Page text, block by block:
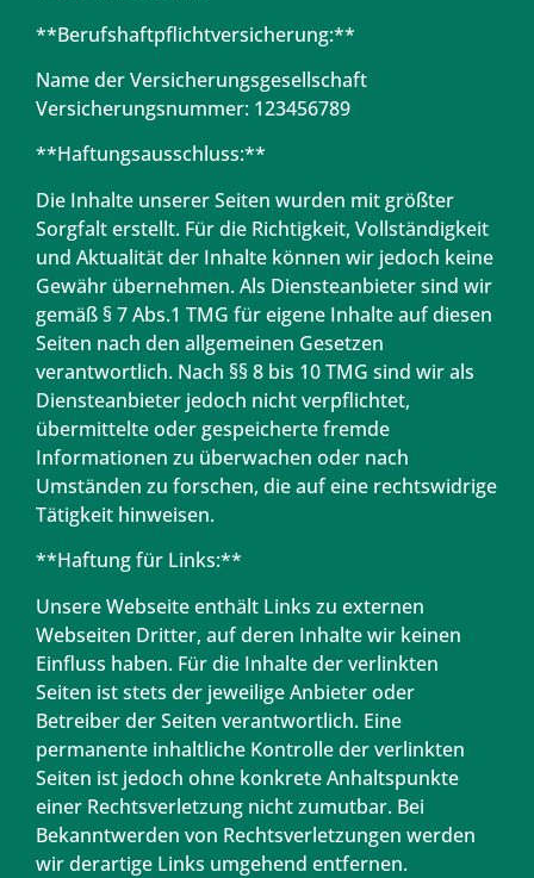
**Berufshaftpflichtversicherung:**
Name der Versicherungsgesellschaft
Versicherungsnummer: 123456789
**Haftungsausschluss:**
Die Inhalte unserer Seiten wurden mit größter
Sorgfalt erstellt. Für die Richtigkeit, Vollständigkeit
und Aktualität der Inhalte können wir jedoch keine
Gewähr übernehmen. Als Diensteanbieter sind wir
gemäß § 7 Abs.1 TMG für eigene Inhalte auf diesen
Seiten nach den allgemeinen Gesetzen
verantwortlich. Nach §§ 8 bis 10 TMG sind wir als
Diensteanbieter jedoch nicht verpflichtet,
übermittelte oder gespeicherte fremde
Informationen zu überwachen oder nach
Umständen zu forschen, die auf eine rechtswidrige
Tätigkeit hinweisen.
**Haftung für Links:**
Unsere Webseite enthält Links zu externen
Webseiten Dritter, auf deren Inhalte wir keinen
Einfluss haben. Für die Inhalte der verlinkten
Seiten ist stets der jeweilige Anbieter oder
Betreiber der Seiten verantwortlich. Eine
permanente inhaltliche Kontrolle der verlinkten
Seiten ist jedoch ohne konkrete Anhaltspunkte
einer Rechtsverletzung nicht zumutbar. Bei
Bekanntwerden von Rechtsverletzungen werden
wir derartige Links umgehend entfernen.